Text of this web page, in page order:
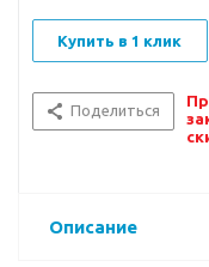
Купить в 1 клик
Поделиться
Описание